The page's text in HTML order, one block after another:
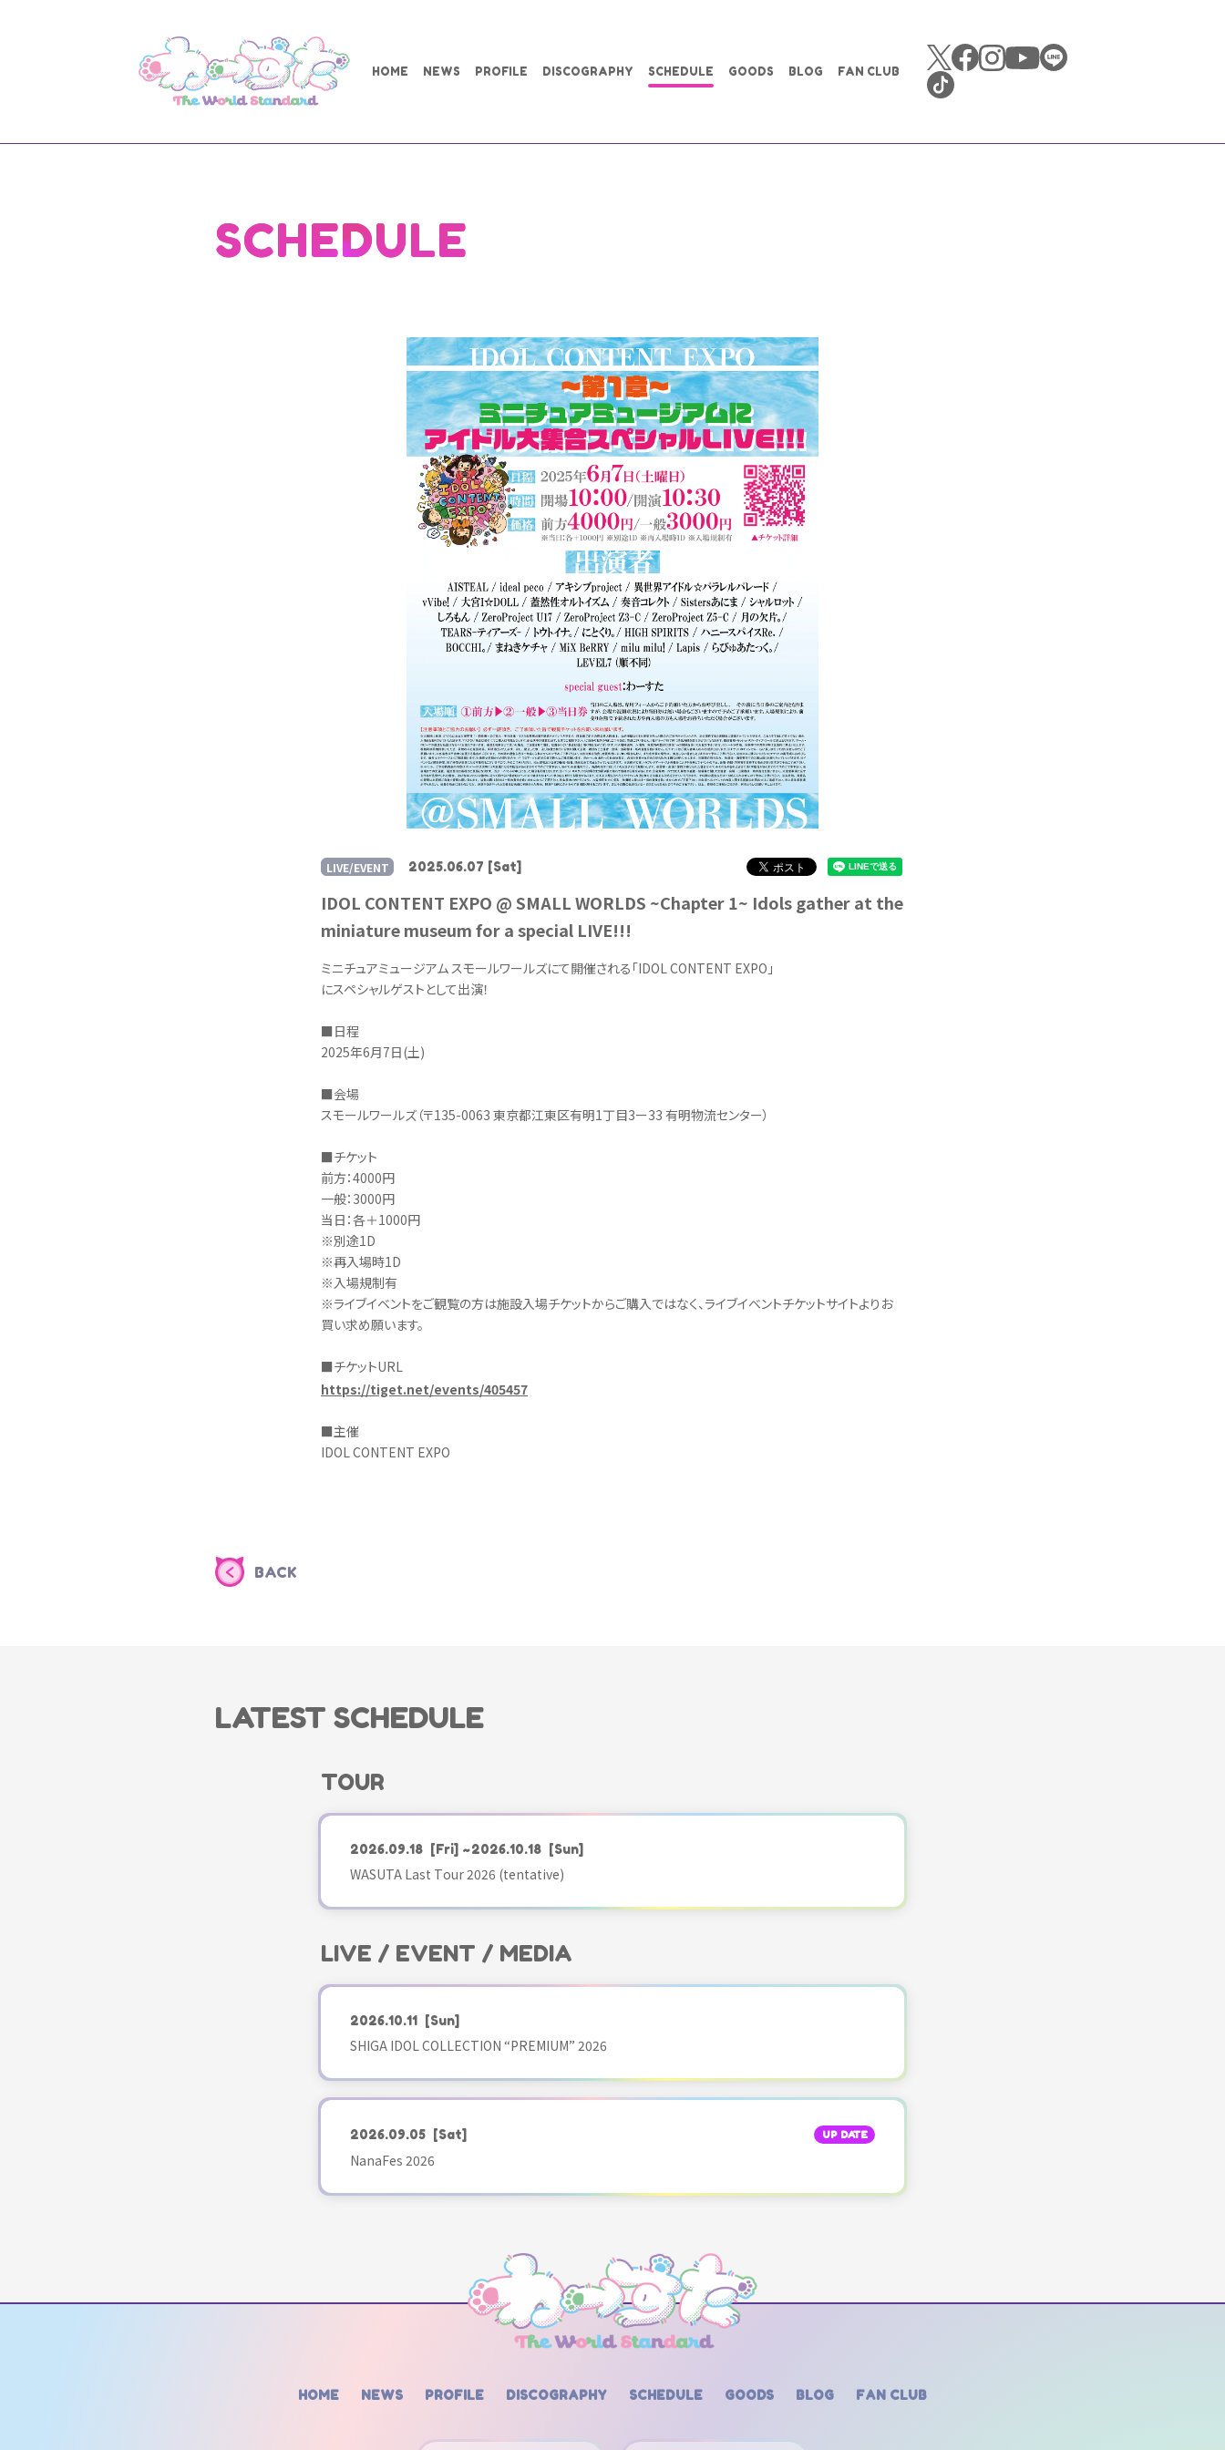
HOME NEWS PROFILE DISCOGRAPHY SCHEDULE GOODS BLOG FAN CLUB
SCHEDULE
2025.06.07 [Sat]
LIVE/EVENT
IDOL CONTENT EXPO @ SMALL WORLDS ~Chapter 1~ Idols gather at the
miniature museum for a special LIVE!!!
ミニチュアミュージアム スモールワールズにて開催される「IDOL CONTENT EXPO」
にスペシャルゲストとして出演！
■日程
2025年6月7日(土)
■会場
スモールワールズ（〒135-0063 東京都江東区有明1丁目3ー33 有明物流センター）
■チケット
前方：4000円
一般：3000円
当日：各＋1000円
※別途1D
※再入場時1D
※入場規制有
※ライブイベントをご観覧の方は施設入場チケットからご購入ではなく、ライブイベントチケットサイトよりお
買い求め願います。
■チケットURL
https://tiget.net/events/405457
■主催
IDOL CONTENT EXPO
BACK
LATEST SCHEDULE
TOUR
2026.09.18 [Fri] ~2026.10.18 [Sun]
WASUTA Last Tour 2026 (tentative)
LIVE / EVENT / MEDIA
2026.10.11 [Sun]
SHIGA IDOL COLLECTION “PREMIUM” 2026
2026.09.05 [Sat] UP DATE
NanaFes 2026
HOME NEWS PROFILE DISCOGRAPHY SCHEDULE GOODS BLOG FAN CLUB